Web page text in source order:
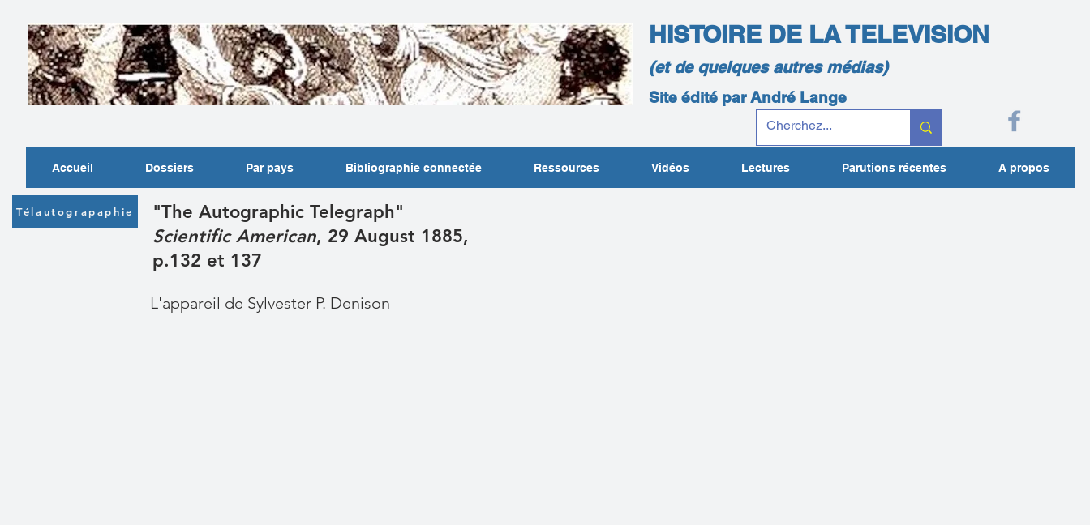
HISTOIRE DE LA TELEVISION
(et de quelques autres médias)
Site édité par André Lange
Accueil Dossiers Par pays Bibliographie connectée Ressources Vidéos Lectures Parutions récentes A propos
Télautograpaphie
"The Autographic Telegraph"
Scientific American, 29 August 1885,
p.132 et 137
L'appareil de Sylvester P. Denison